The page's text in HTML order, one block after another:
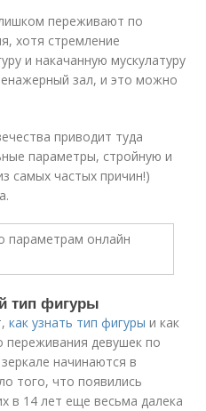
переживают по
хотя стремление
и накачанную мускулатуру
зал, и это можно
приводит туда
параметры, стройную и
самых частых причин!)
тип фигуры
как узнать тип фигуры и как
девушек по
начинаются в
того, что появились
в 14 лет еще весьма далека